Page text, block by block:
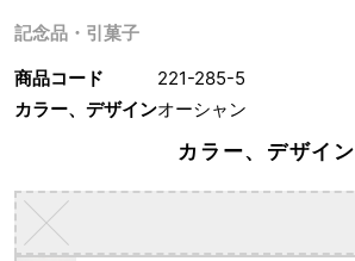
記念品・引菓子
商品コード
221-285-5
カラー、デザインオーシャン
カラー、デザイン